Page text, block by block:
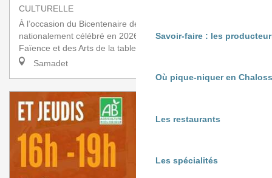
Savoir-faire : les
Où pique-niquer en
Les restaurants
Les spécialités
CULTURELLE
À l’occasion du Bicentenaire de la Photographie
nationalement célébré en 2026-2027, le Musée de la
Faïence et des Arts de la table a l’honneur de rece...
Samadet